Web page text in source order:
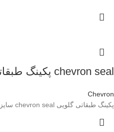
chevron seal پکینگ طبقاتی
Chevron
پکینگ طبقاتی گلویی chevron seal سایز 50X70X30 جنس FFKM